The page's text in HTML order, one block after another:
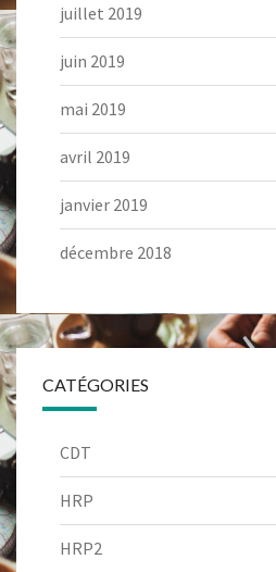
juillet 2019
juin 2019
mai 2019
avril 2019
janvier 2019
décembre 2018
CATÉGORIES
CDT
HRP
HRP2